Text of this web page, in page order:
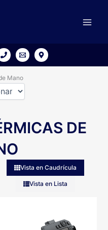
Mano
DE
Vista en Caudrícula
Vista en Lista